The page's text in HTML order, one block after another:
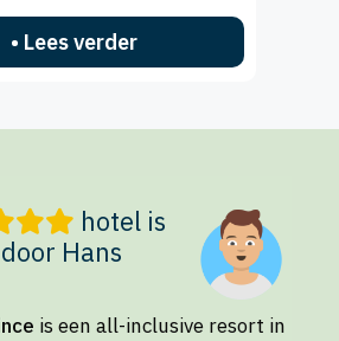
• Lees verder
hotel is
Hans
is een all-inclusive resort in